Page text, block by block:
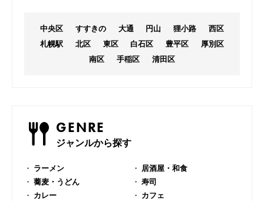
中央区 すすきの 大通 円山 狸小路
西区
札幌駅
北区 東区 白石区 豊平区
厚別区
南区
手稲区 清田区
GENRE
ジャンルから探す
ラーメン
居酒屋・和食
蕎麦・うどん
寿司
カレー
カフェ